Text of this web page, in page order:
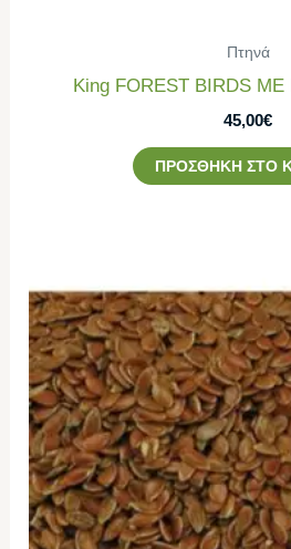
Πτηνά
King FOREST BIRDS
45,00€
ΠΡΟΣΘΉΚΗ ΣΤΟ